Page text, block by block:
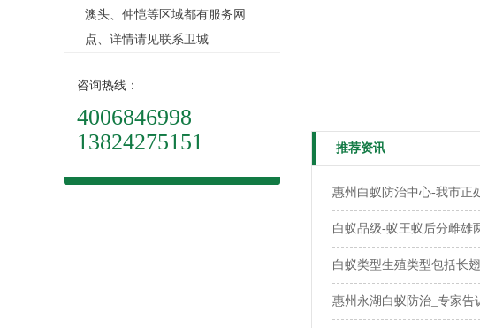
澳头、仲恺等区域都有服务网
点、详情请见联系卫城
咨询热线：
4006846998
13824275151
推荐资讯
惠州白蚁防治中心-我市正
白蚁品级-蚁王蚁后分雌雄
白蚁类型生殖类型包括长
惠州永湖白蚁防治_专家告